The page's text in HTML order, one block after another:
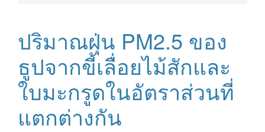
ปริมาณฝุ่น PM2.5 ของ
ธูปจากขี้เลื่อยไม้สักและ
ใบมะกรูดในอัตราส่วนที่
แตกต่างกัน